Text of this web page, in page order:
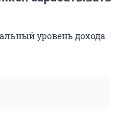
уровень дохода